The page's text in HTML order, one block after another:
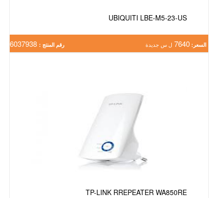
UBIQUITI LBE-M5-23-US
السعر: 7640 ل س جديدة رقم المنتج :
TP-LINK RREPEATER WA850RE